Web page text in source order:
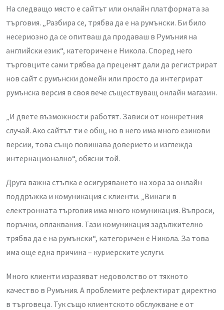
На следващо място е сайтът или онлайн платформата за
търговия. „Разбира се, трябва да е на румънски. Би било
несериозно да се опитваш да продаваш в Румъния на
английски език“, категоричен е Никола. Според него
търговците сами трябва да преценят дали да регистрират
нов сайт с румънски домейн или просто да интегрират
румънска версия в своя вече съществуващ онлайн магазин.
„И двете възможности работят. Зависи от конкретния
случай. Ако сайтът ти е общ, но в него има много езикови
версии, това също повишава доверието и изглежда
интернационално“, обясни той.
Друга важна стъпка е осигуряването на хора за онлайн
поддръжка и комуникация с клиенти. „Винаги в
електронната търговия има много комуникация. Въпроси,
поръчки, оплаквания. Тази комуникация задължително
трябва да е на румънски“, категоричен е Никола. За това
има още една причина – куриерските услуги.
Много клиенти изразяват недоволство от тяхното
качество в Румъния. А проблемите рефлектират директно
в търговеца. Тук също клиентското обслужване е от